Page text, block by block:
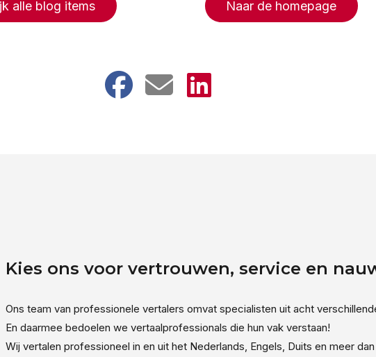
alle blog items Naar de homepage
Kies ons voor vertrouwen, service en
Ons team van professionele vertalers omvat specialisten uit acht
En daarmee bedoelen we vertaalprofessionals die hun vak verstaan!
Wij vertalen professioneel in en uit het Nederlands, Engels, Duits en meer